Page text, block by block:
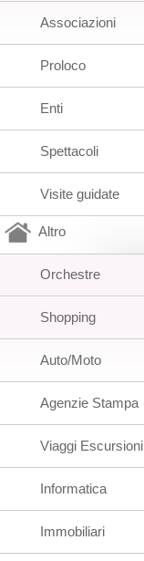
Associazioni
Proloco
Enti
Spettacoli
Visite guidate
Altro
Orchestre
Shopping
Auto/Moto
Agenzie Stampa
Viaggi Escursioni
Informatica
Immobiliari